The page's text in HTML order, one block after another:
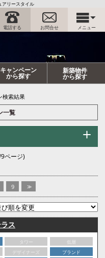
アリースタイル
電話する お問合せ メニュー
キャンペーン
から探す
新築物件
から探す
検索結果
一覧
ページ)
9 >>
ス
タワー
低層
デザイナーズ
ブランド